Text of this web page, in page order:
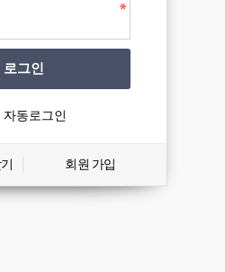
자동로그인
회원 가입